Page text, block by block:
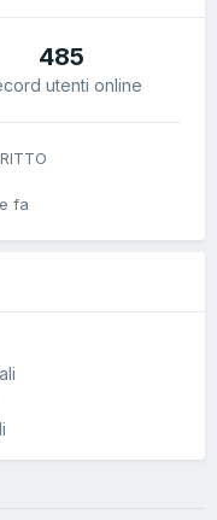
485
utenti online
fa